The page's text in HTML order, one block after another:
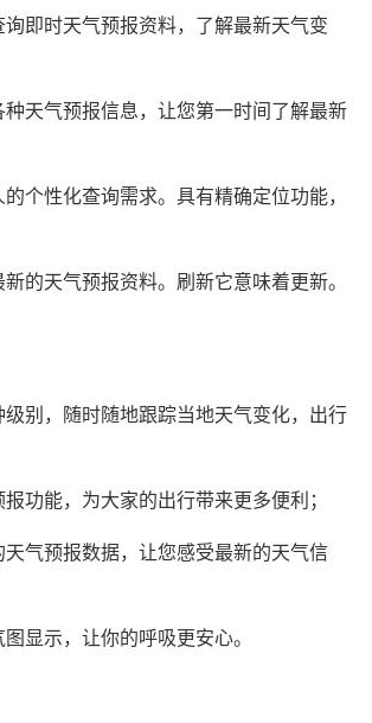
询即时天气预报资料，了解最新天气变
天气预报信息，让您第一时间了解最新
个性化查询需求。具有精确定位功能，
的天气预报资料。刷新它意味着更新。
级别，随时随地跟踪当地天气变化，出行
功能，为大家的出行带来更多便利；
气预报数据，让您感受最新的天气信
显示，让你的呼吸更安心。